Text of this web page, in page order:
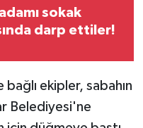
adamı sokak
darp ettiler!
ekipler, sabahın
Belediyesi'ne